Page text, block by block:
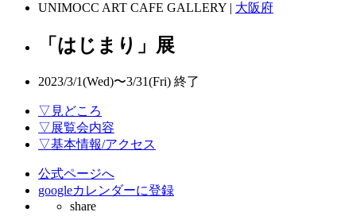
UNIMOCC ART CAFE GALLERY | 大阪府
「はじまり」展
2023/3/1(Wed)〜3/31(Fri) 終了
▽見どころ
▽展覧会内容
▽基本情報/アクセス
公式ページへ
googleカレンダーに登録
share